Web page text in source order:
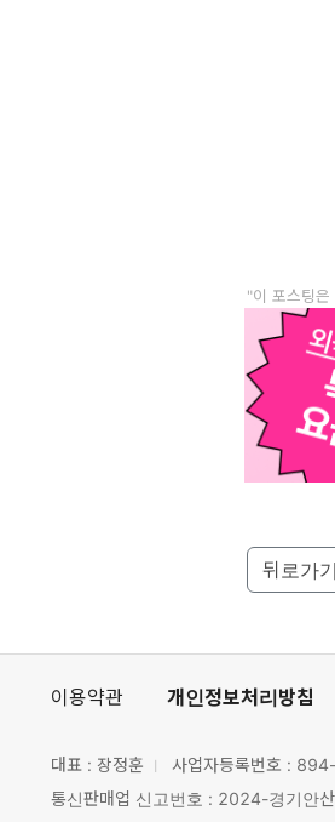
"이 포스팅
뒤로가기
이용약관 개인정보처리방침
대표 : 장정훈 사업자등록번호 :
통신판매업 신고번호 : 2024-경기안